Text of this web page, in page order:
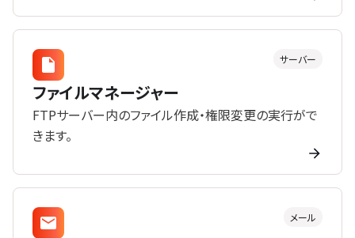
サーバー
ファイルマネージャー
FTPサーバー内のファイル作成・権限変更の実行がで
きます。
メール